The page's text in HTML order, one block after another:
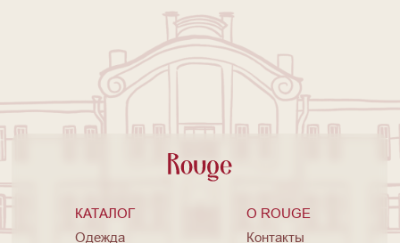
КАТАЛОГ O ROUGE
Одежда
Контакты